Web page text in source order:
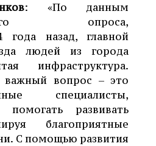
: «По данным
опроса,
года назад, главной
людей из города
инфраструктура.
вопрос – это
специалисты,
развивать
благоприятные
С помощью развития